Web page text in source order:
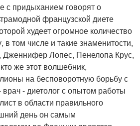
с придыханием говорят о
французской диете
худеет огромное количество
том числе и такие знаменитости,
Дженнифер Лопес, Пенелопа Крус,
же этот волшебник,
на бесповоротную борьбу с
- диетолог с опытом работы
в области правильного
день он самым